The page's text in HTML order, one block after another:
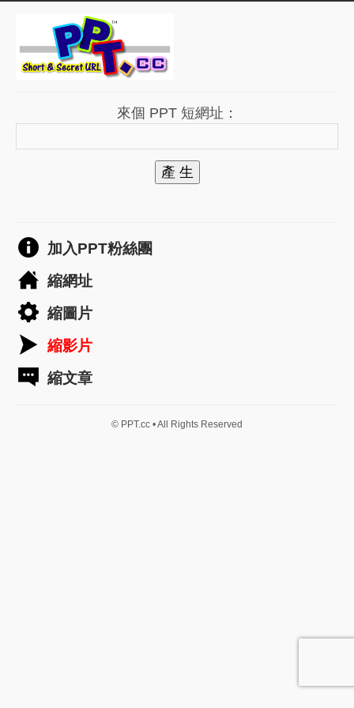
來個 PPT 短網址：
產 生
加入PPT粉絲團
縮網址
縮圖片
縮影片
縮文章
© PPT.cc • All Rights Reserved